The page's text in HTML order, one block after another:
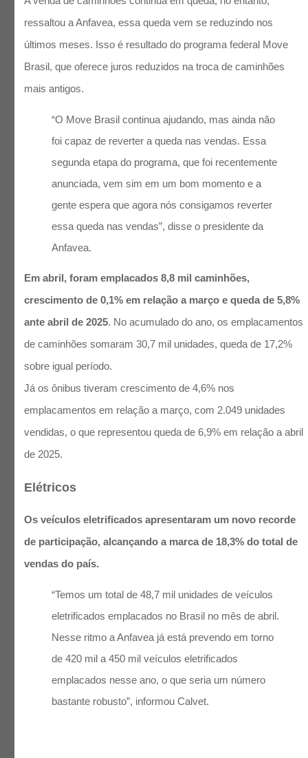
ressaltou a Anfavea, essa queda vem se reduzindo nos
últimos meses. Isso é resultado do programa federal Move
Brasil, que oferece juros reduzidos na troca de caminhões
mais antigos.
“O Move Brasil continua ajudando, mas ainda não
foi capaz de reverter a queda nas vendas. Essa
segunda etapa do programa, que foi recentemente
anunciada, vem sim em um bom momento e a
gente espera que agora nós consigamos reverter
essa queda nas vendas”, disse o presidente da
Anfavea.
Em abril, foram emplacados 8,8 mil caminhões,
crescimento de 0,1% em relação a março e queda de 5,8%
ante abril de 2025. No acumulado do ano, os emplacamentos
de caminhões somaram 30,7 mil unidades, queda de 17,2%
sobre igual período.
Já os ônibus tiveram crescimento de 4,6% nos
emplacamentos em relação a março, com 2.049 unidades
vendidas, o que representou queda de 6,9% em relação a abril
de 2025.
Elétricos
Os veículos eletrificados apresentaram um novo recorde
de participação, alcançando a marca de 18,3% do total de
vendas do país.
“Temos um total de 48,7 mil unidades de veículos
eletrificados emplacados no Brasil no mês de abril.
Nesse ritmo a Anfavea já está prevendo em torno
de 420 mil a 450 mil veículos eletrificados
emplacados nesse ano, o que seria um número
bastante robusto”, informou Calvet.